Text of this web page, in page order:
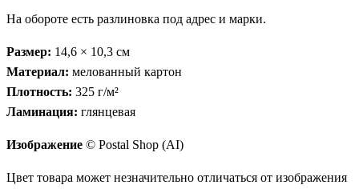
На обороте есть разлиновка под адрес и марки.
Размер: 14,6 × 10,3 см
Материал: мелованный картон
Плотность: 325 г/м²
Ламинация: глянцевая
Изображение © Postal Shop (AI)
Цвет товара может незначительно отличаться от изображения